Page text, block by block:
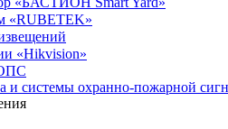
«RUBETEK»
«Hikvision»
и системы охранно-пожарной